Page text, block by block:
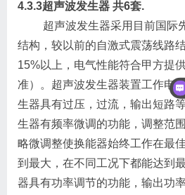
4.3.3超声波发生器 共6套.
超声波发生器采用目前国际
结构，较以前的自激式震荡线路
15%以上，电气性能符合甲方提
准）。超声波发生器装置工作电
生器具有过压，过流，输出短路
生器有频率微调的功能，调整范
略微调整使换能器始终工作在最
到最大，在不同工况下都能达到
器具有功率调节的功能，输出功